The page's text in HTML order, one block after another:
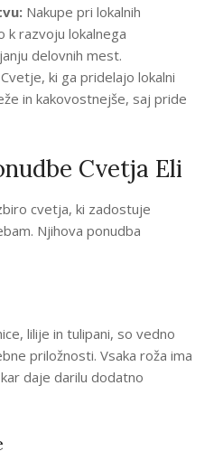
Nakupe pri lokalnih
k razvoju lokalnega
delovnih mest.
Cvetje, ki ga pridelajo lokalni
in kakovostnejše, saj pride
Cvetja Eli
cvetja, ki zadostuje
Njihova ponudba
lilije in tulipani, so vedno
priložnosti. Vsaka roža ima
daje darilu dodatno